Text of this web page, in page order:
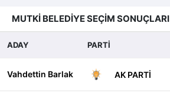
MUTKİ BELEDİYE SEÇİM SONUÇLARI
ADAY PARTİ
Vahdettin Barlak AK PARTI